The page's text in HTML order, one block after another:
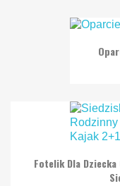
Fotelik Dla Dziecka